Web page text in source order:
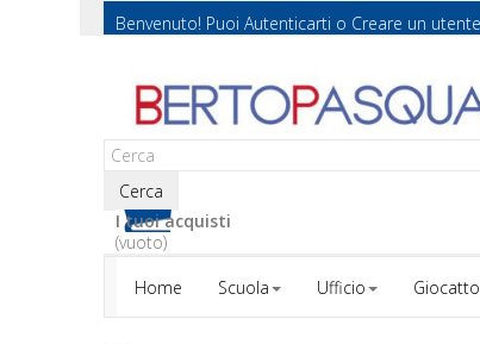
Benvenuto! Puoi Autenticarti o Creare un utente
Cerca
I tuoi acquisti
(vuoto)
Home
Scuola Ufficio